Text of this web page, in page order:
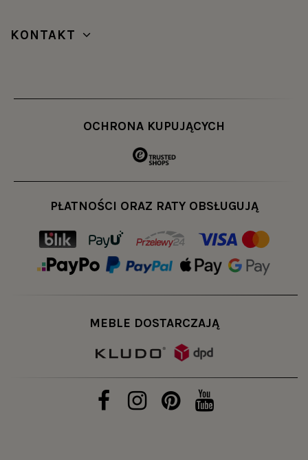
KONTAKT
OCHRONA KUPUJĄCYCH
PŁATNOŚCI ORAZ RATY OBSŁUGUJĄ
MEBLE DOSTARCZAJĄ